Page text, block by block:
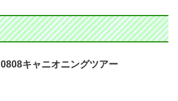
0808キャニオニングツアー